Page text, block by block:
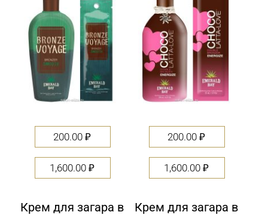
200.00₽
1,600.00₽
Крем для загара в
200.00₽
1,600.00₽
Крем для загара в